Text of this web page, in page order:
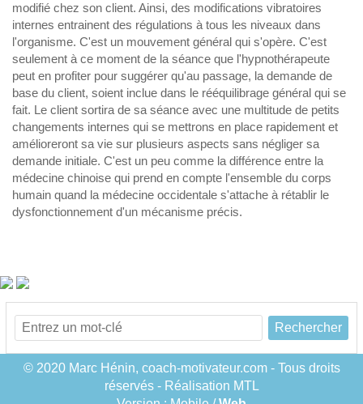
modifié chez son client. Ainsi, des modifications vibratoires
internes entrainent des régulations à tous les niveaux dans
l'organisme. C'est un mouvement général qui s'opère. C'est
seulement à ce moment de la séance que l'hypnothérapeute
peut en profiter pour suggérer qu'au passage, la demande de
base du client, soient inclue dans le rééquilibrage général qui se
fait. Le client sortira de sa séance avec une multitude de petits
changements internes qui se mettrons en place rapidement et
amélioreront sa vie sur plusieurs aspects sans négliger sa
demande initiale. C'est un peu comme la différence entre la
médecine chinoise qui prend en compte l'ensemble du corps
humain quand la médecine occidentale s'attache à rétablir le
dysfonctionnement d'un mécanisme précis.
Rechercher
© 2020 Marc Hénin, coach-motivateur.com - Tous droits
réservés - Réalisation MTL